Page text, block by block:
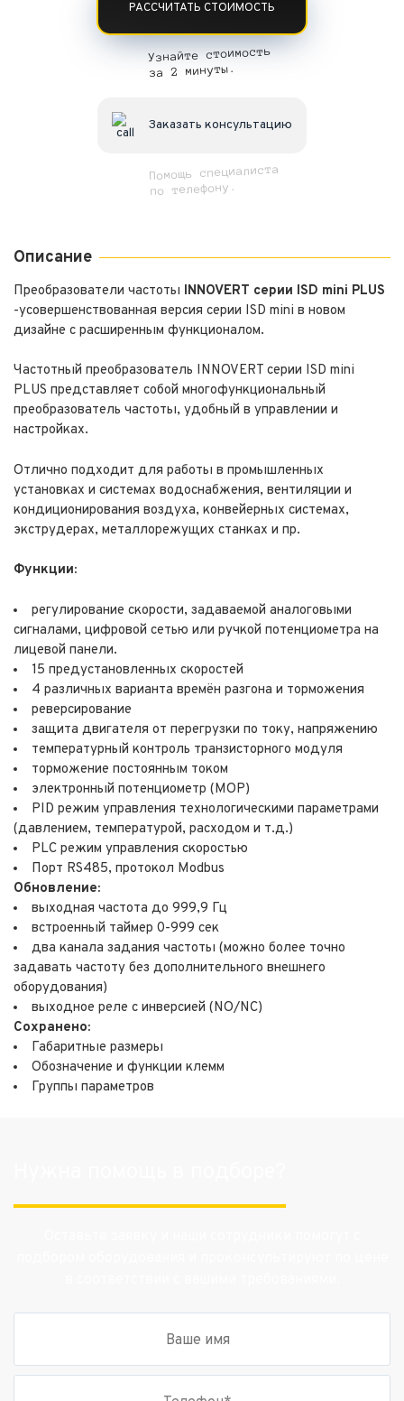
РАССЧИТАТЬ СТОИМОСТЬ
Узнайте стоимость
за 2 минуты.
Заказать консультацию
Помощь специалиста
по телефону.
Описание
Преобразователи частоты INNOVERT серии ISD mini PLUS
-усовершенствованная версия серии ISD mini в новом
дизайне с расширенным функционалом.
Частотный преобразователь INNOVERT серии ISD mini
PLUS представляет собой многофункциональный
преобразователь частоты, удобный в управлении и
настройках.
Отлично подходит для работы в промышленных
установках и системах водоснабжения, вентиляции и
кондиционирования воздуха, конвейерных системах,
экструдерах, металлорежущих станках и пр.
Функции:
регулирование скорости, задаваемой аналоговыми
сигналами, цифровой сетью или ручкой потенциометра на
лицевой панели.
15 предустановленных скоростей
4 различных варианта времён разгона и торможения
реверсирование
защита двигателя от перегрузки по току, напряжению
температурный контроль транзисторного модуля
торможение постоянным током
электронный потенциометр (MOP)
PID режим управления технологическими параметрами
(давлением, температурой, расходом и т.д.)
PLC режим управления скоростью
Порт RS485, протокол Modbus
Обновление:
выходная частота до 999,9 Гц
встроенный таймер 0-999 сек
два канала задания частоты (можно более точно
задавать частоту без дополнительного внешнего
оборудования)
выходное реле с инверсией (NO/NC)
Сохранено:
Габаритные размеры
Обозначение и функции клемм
Группы параметров